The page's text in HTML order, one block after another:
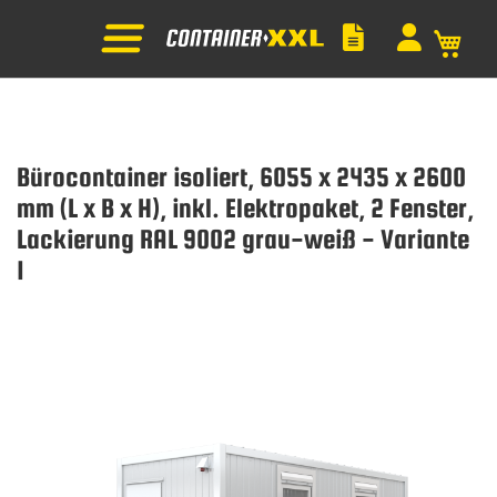
Bürocontainer isoliert, 6055 x 2435 x 2600
mm (L x B x H), inkl. Elektropaket, 2 Fenster,
Lackierung RAL 9002 grau-weiß - Variante
1